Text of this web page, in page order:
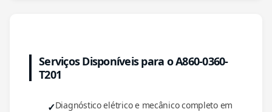
Serviços Disponíveis para o A860-0360-
T201
Diagnóstico elétrico e mecânico completo em